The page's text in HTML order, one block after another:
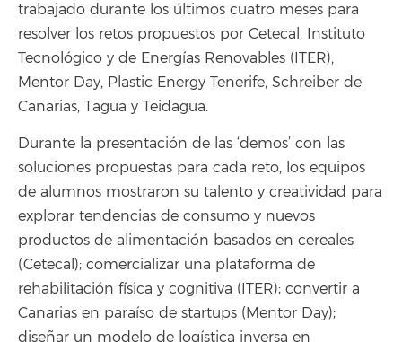
trabajado durante los últimos cuatro meses para
resolver los retos propuestos por Cetecal, Instituto
Tecnológico y de Energías Renovables (ITER),
Mentor Day, Plastic Energy Tenerife, Schreiber de
Canarias, Tagua y Teidagua.
Durante la presentación de las ‘demos’ con las
soluciones propuestas para cada reto, los equipos
de alumnos mostraron su talento y creatividad para
explorar tendencias de consumo y nuevos
productos de alimentación basados en cereales
(Cetecal); comercializar una plataforma de
rehabilitación física y cognitiva (ITER); convertir a
Canarias en paraíso de startups (Mentor Day);
diseñar un modelo de logística inversa en